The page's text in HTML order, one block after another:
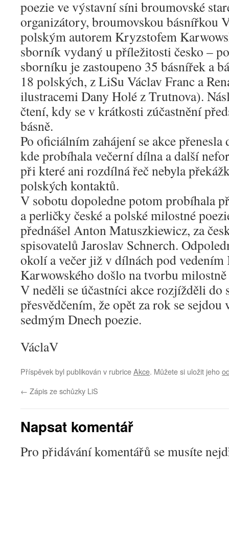
poezie ve výstavní síni broumovské
organizátory, broumovskou básnířkou
polským autorem Kryzstofem
sborník vydaný u příležitosti česko –
sborníku je zastoupeno 35 básnířek a
18 polských, z LiSu Václav Franc a
ilustracemi Dany Holé z Trutnova).
čtení, kdy se v krátkosti zúčastnění
básně.
Po oficiálním zahájení se akce
kde probíhala večerní dílna a další
při které ani rozdílná řeč nebyla
polských kontaktů.
V sobotu dopoledne potom probíhala
a perličky české a polské milostné
přednášel Anton Matuszkiewicz, za
spisovatelů Jaroslav Schnerch.
okolí a večer již v dílnách pod
Karwowského došlo na tvorbu milostně
V neděli se účastníci akce rozjížděli do
přesvědčením, že opět za rok se sejdou
sedmým Dnech poezie.
VáclaV
Příspěvek byl publikován v rubriceAkce. Můžete si uložit jeho
← Zápis ze schůzky LiS
Napsat komentář
Pro přidávání komentářů se musíte